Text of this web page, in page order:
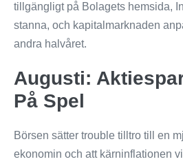
tillgängligt på Bolagets hemsida,
stanna, och kapitalmarknaden
andra halvåret.
Augusti:
På Spel
Börsen sätter trouble tilltro till en
ekonomin och att kärninflationen